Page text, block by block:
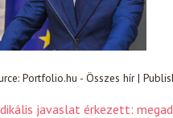
Portfolio.hu - Összes hír|
javaslat érkezett: